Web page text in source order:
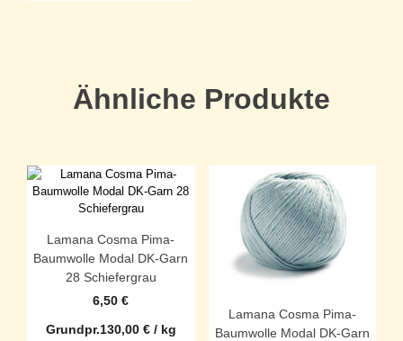
Ähnliche Produkte
Lamana Cosma Pima-
Baumwolle Modal DK-Garn
28 Schiefergrau
6,50€
Grundpr.130,00 €/ kg
Lamana Cosma Pima-
Baumwolle Modal DK-Garn